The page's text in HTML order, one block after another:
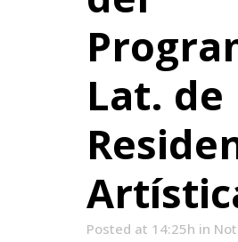
Lat. de
Posted at 14:25h in